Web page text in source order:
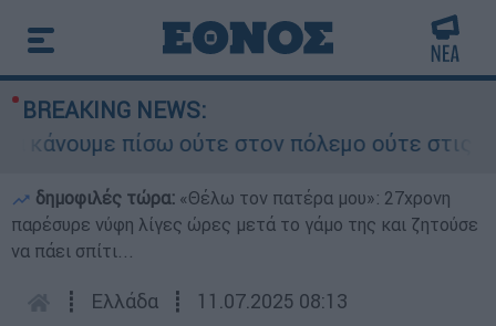
BREAKING NEWS:
πίσω ούτε στον πόλεμο ούτε στις
δημοφιλές τώρα: «Θέλω τον πατέρα μου»: 27χρονη
παρέσυρε νύφη λίγες ώρες μετά το γάμο της και ζητούσε
να πάει σπίτι...
┋ Ελλάδα ┋ 11.07.2025 08:13